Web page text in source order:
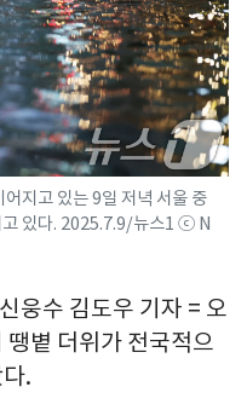
지고 있는 9일 저녁 서울 중
고 있다. 2025.7.9/뉴스1 ⓒ N
웅수 김도우 기자 = 오
볕 더위가 전국적으
.